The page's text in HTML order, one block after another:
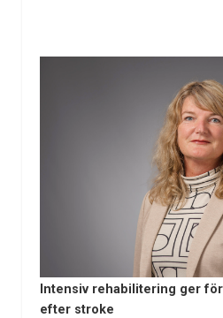
Intensiv rehabilitering ger
efter stroke